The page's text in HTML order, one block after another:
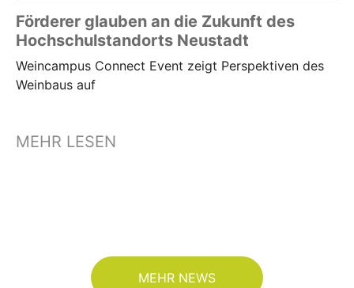
Förderer glauben an die Zukunft des
Hochschulstandorts Neustadt
Weincampus Connect Event zeigt Perspektiven des
Weinbaus auf
MEHR LESEN
MEHR NEWS